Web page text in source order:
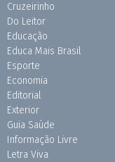
Cruzeirinho
Do Leitor
Educação
Educa Mais Brasil
Esporte
Economia
Editorial
Exterior
Guia Saúde
Informação Livre
Letra Viva